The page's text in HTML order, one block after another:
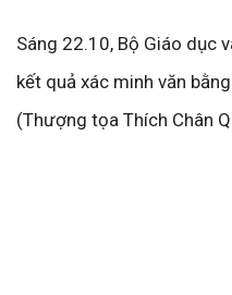
Sáng 22.10, Bộ Giáo dục
kết quả xác minh văn
(Thượng tọa Thích Chân